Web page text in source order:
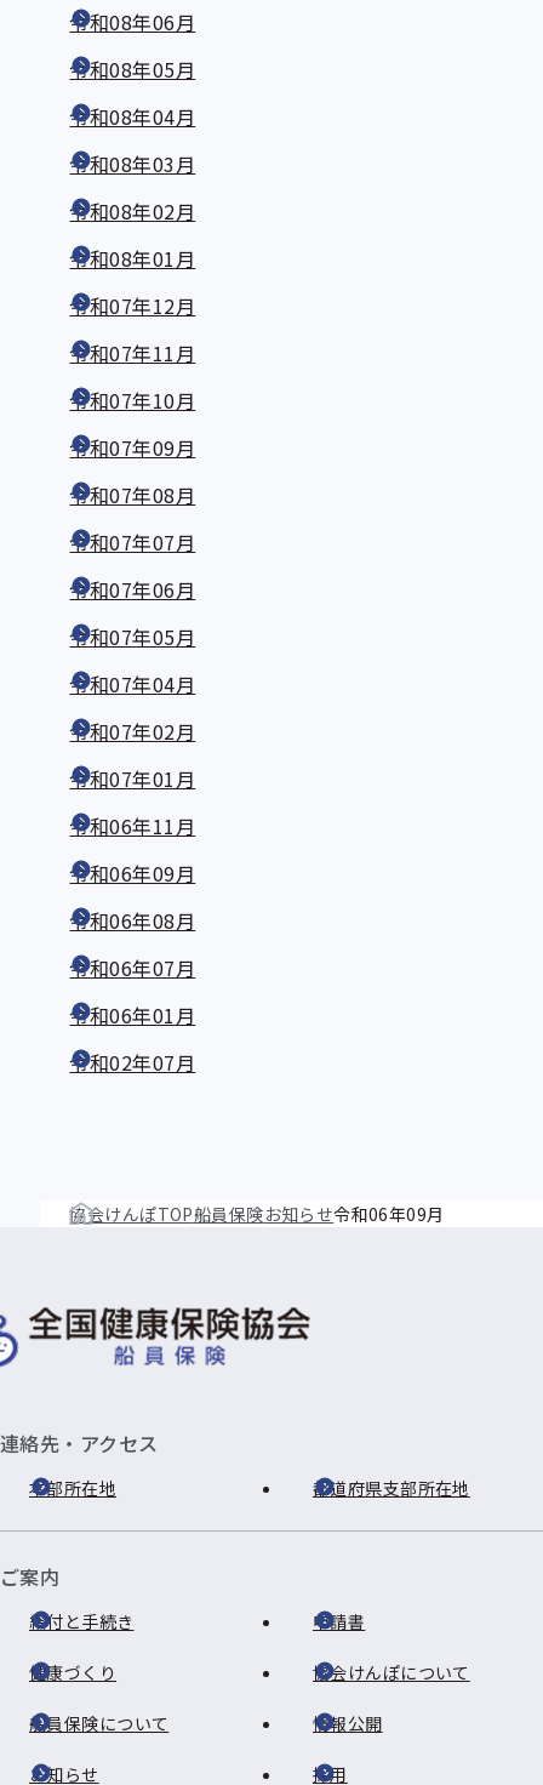
令和08年06月
令和08年05月
令和08年04月
令和08年03月
令和08年02月
令和08年01月
令和07年12月
令和07年11月
令和07年10月
令和07年09月
令和07年08月
令和07年07月
令和07年06月
令和07年05月
令和07年04月
令和07年02月
令和07年01月
令和06年11月
令和06年09月
令和06年08月
令和06年07月
令和06年01月
令和02年07月
協会けんぽTOP船員保険お知らせ令和06年09月
連絡先・アクセス
本部所在地 都道府県支部所在地
ご案内
給付と手続き 申請書
健康づくり 協会けんぽについて
船員保険について 情報公開
お知らせ 採用